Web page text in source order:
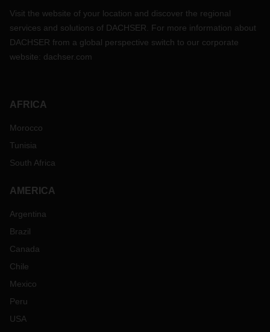
Visit the website of your location and discover the regional
services and solutions of DACHSER. For more information about
DACHSER from a global perspective switch to our corporate
website: dachser.com
AFRICA
Morocco
Tunisia
South Africa
AMERICA
Argentina
Brazil
Canada
Chile
Mexico
Peru
USA